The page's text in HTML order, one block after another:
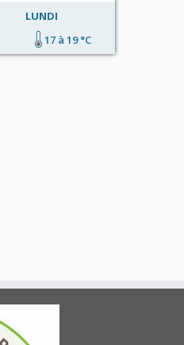
LUNDI
17 à 19 °C